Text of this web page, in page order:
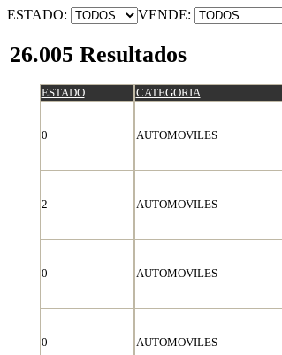
ESTADO: VENDE:
26.005 Resultados
ESTADO CATEGORIA
0 AUTOMOVILES
2 AUTOMOVILES
0 AUTOMOVILES
0 AUTOMOVILES